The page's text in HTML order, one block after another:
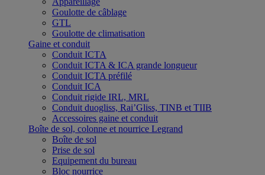
Goulotte de câblage
GTL
Goulotte de climatisation
Gaine et conduit
Conduit ICTA
Conduit ICTA & ICA grande longueur
Conduit ICTA préfilé
Conduit ICA
Conduit rigide IRL, MRL
Conduit duogliss, Rai’Gliss, TINB et TIIB
Accessoires gaine et conduit
Boîte de sol, colonne et nourrice Legrand
Boîte de sol
Prise de sol
Equipement du bureau
Bloc nourrice